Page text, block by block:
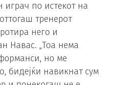
играч по истекот на
тренерот
него и
Навас. „Тоа нема
но ме
бидејќи навикнат сум